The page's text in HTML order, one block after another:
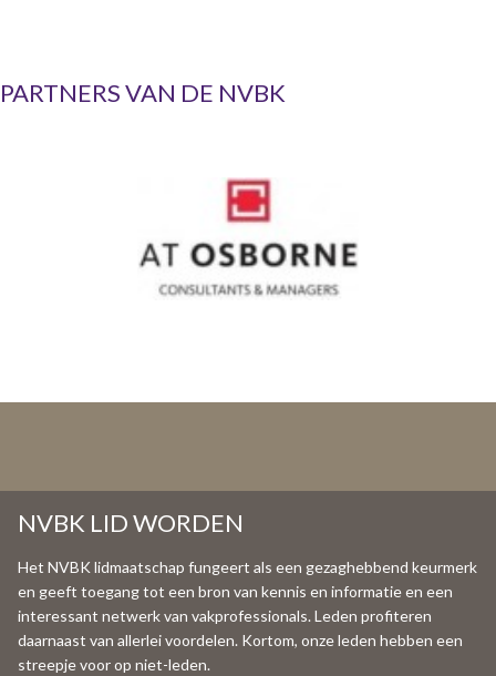
PARTNERS VAN DE NVBK
NVBK LID WORDEN
Het NVBK lidmaatschap fungeert als een gezaghebbend keurmerk
en geeft toegang tot een bron van kennis en informatie en een
interessant netwerk van vakprofessionals. Leden profiteren
daarnaast van allerlei voordelen. Kortom, onze leden hebben een
streepje voor op niet-leden.